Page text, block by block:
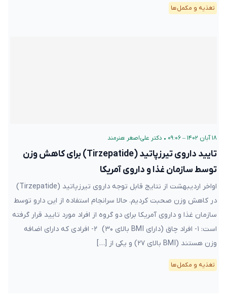
تغذیه و مکمل‌ها
۱۸ آبان ۱۴۰۲ – ۰۹:۰۶ • دکتر علی‌اصغر هنرمند
تایید داروی تیرزپاتید (Tirzepatide) برای کاهش وزن
توسط سازمان غذا و داروی آمریکا
اواخر اردیبهشت از نتایج قابل توجه داروی تیرزپاتید (Tirzepatide)
در کاهش وزن صحبت کردیم. حالا سرانجام استفاده از این دارو توسط
سازمان غذا و داروی آمریکا برای دو گروه از افراد مورد تایید قرار گرفته
است: ۱- افراد چاق (دارای BMI بالای ۳۰) ۲- افرادی که دارای اضافه
وزن هستند (BMI بالای ۲۷) و یکی از […]
تغذیه و مکمل‌ها